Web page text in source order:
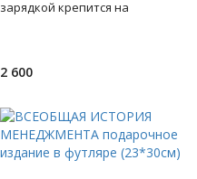
зарядкой крепится на
2 600